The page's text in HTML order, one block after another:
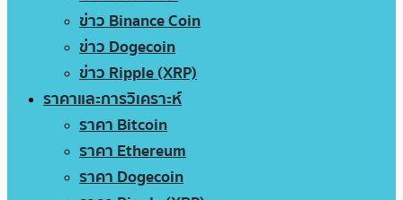
ข่าว Binance Coin
ข่าว Dogecoin
ข่าว Ripple (XRP)
ราคาและการวิเคราะห์
ราคา Bitcoin
ราคา Ethereum
ราคา Dogecoin